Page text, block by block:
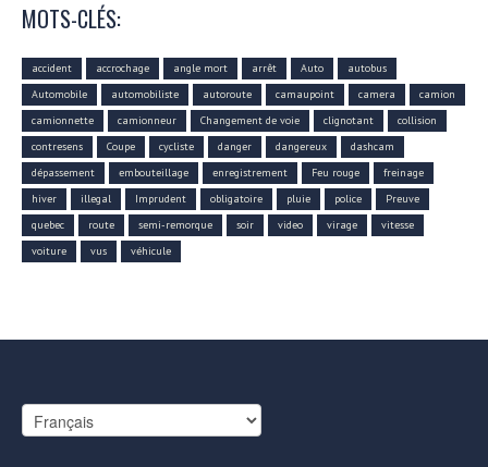
MOTS-CLÉS:
accident accrochage angle mort arrêt Auto
autobus
Automobile
automobiliste autoroute camaupoint camera
camion
camionnette
camionneur Changement de voie clignotant
collision
contresens
Coupe cycliste danger dangereux
dashcam
dépassement
embouteillage enregistrement Feu rouge
freinage
hiver
illegal Imprudent obligatoire pluie police
Preuve
quebec
route semi-remorque soir video virage
vitesse
voiture
vus véhicule
Choisir
une